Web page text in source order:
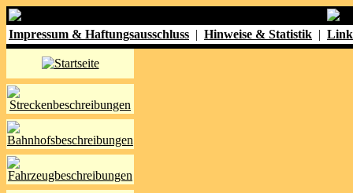
Impressum & Haftungsausschluss | Hinweise & Statistik |